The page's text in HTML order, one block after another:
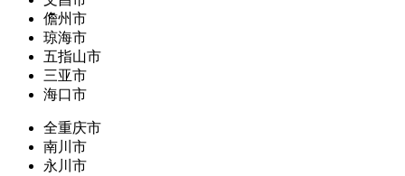
儋州市
琼海市
五指山市
三亚市
海口市
全重庆市
南川市
永川市